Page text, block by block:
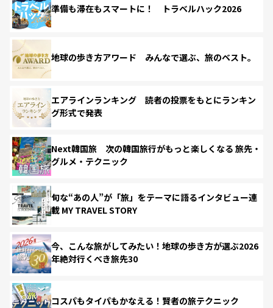
準備も滞在もスマートに！ トラベルハック2026
地球の歩き方アワード みんなで選ぶ、旅のベスト。
エアラインランキング 読者の投票をもとにランキン
グ形式で発表
Next韓国旅 次の韓国旅行がもっと楽しくなる 旅先・
グルメ・テクニック
旬な“あの人”が「旅」をテーマに語るインタビュー連
載 MY TRAVEL STORY
今、こんな旅がしてみたい！地球の歩き方が選ぶ2026
年絶対行くべき旅先30
コスパもタイパもかなえる！賢者の旅テクニック